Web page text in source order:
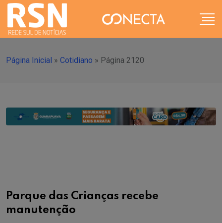
Página Inicial » Cotidiano » Página 2120
Parque das Crianças recebe
manutenção